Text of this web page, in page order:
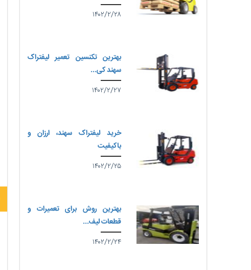
۱۴۰۲/۲/۲۸
بهترین تکنسین تعمیر لیفتراک
سهند کی...
۱۴۰۲/۲/۲۷
خرید لیفتراک سهند، ارزان و
باکیفیت
۱۴۰۲/۲/۲۵
بهترین روش برای تعمیرات و
قطعات لیف...
۱۴۰۲/۲/۲۴